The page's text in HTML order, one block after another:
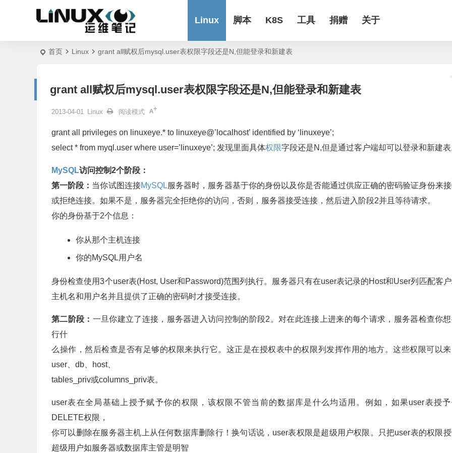
Linux 脚本 K8S 工具 捐赠 关于
首页 Linux grant all赋权后mysql.user表权限字段还是N,但能登录和新建表
grant all赋权后mysql.user表权限字段还是N,但能登录和新建表
2013-04-01 Linux 阅读模式
grant all privileges on linuxeye.* to linuxeye@’localhost’ identified by ‘linuxeye’;
select * from myql.user where user=’linuxeye’; 发现里面具体权限字段还是N,但是通过客户端却可以登录和新建表
MySQL访问控制2个阶段：
第一阶段： 当你试图连接MySQL服务器时，服务器基于你的身份以及你是否能通过供应正确的密码验证身份来
或拒绝连接。如果不是，服务器完全拒绝你的访问，否则，服务器接受连接，然后进入阶段2并且等待请求。
你的身份基于2个信息：
你从那个主机连接
你的MySQL用户名
身份检查使用3个user表(Host, User和Password)范围列执行。服务器只有在user表记录的Host和User列匹配客
主机名和用户名并且提供了正确的密码时才接受连接。
第二阶段： 一旦你建立了连接，服务器进入访问控制的阶段2。对在此连接上进来的每个请求，服务器检查你想
行什
么操作，然后检查是否有足够的权限来执行它。这正是在授权表中的权限列发挥作用的地方。这些权限可以来
user、db、host、
tables_priv或columns_priv表。
user表在全局基础上授予赋予你的权限，该权限不管当前的数据库是什么均适用。例如，如果user表授
DELETE权限，
你可以删除在服务器主机上从任何数据库删除行！换句话说，user表权限是超级用户权限。只把user表的权限
超级用户如服务器或数据库主管是明智